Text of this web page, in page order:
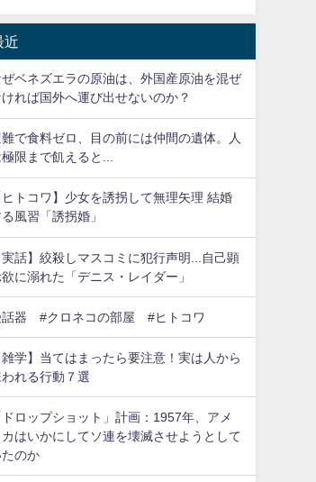
近
ぜベネズエラの原油は、外国産原油を混ぜ
ければ国外へ運び出せないのか？
で食料ゼロ、目の前には仲間の遺体。人
極限まで飢えると...
ヒトコワ】少女を誘拐して無理矢理 結婚
風習「誘拐婚」
実話】絞殺しマスコミに犯行声明...自己顕
に溺れた「デニス・レイダー」
話器 #クロネコの部屋 #ヒトコワ
雑学】当てはまったら要注意！実は人から
れる行動７選
ドロップショット」計画：1957年、アメ
カはいかにしてソ連を壊滅させようとして
たのか